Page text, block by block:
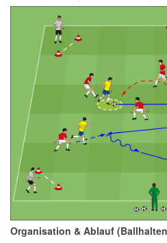
Organisation & Ablauf